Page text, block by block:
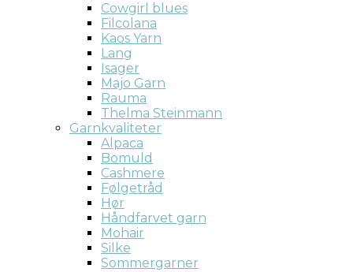
Cowgirl blues
Filcolana
Kaos Yarn
Lang
Isager
Majo Garn
Rauma
Thelma Steinmann
Garnkvaliteter
Alpaca
Bomuld
Cashmere
Følgetråd
Hør
Håndfarvet garn
Mohair
Silke
Sommergarner